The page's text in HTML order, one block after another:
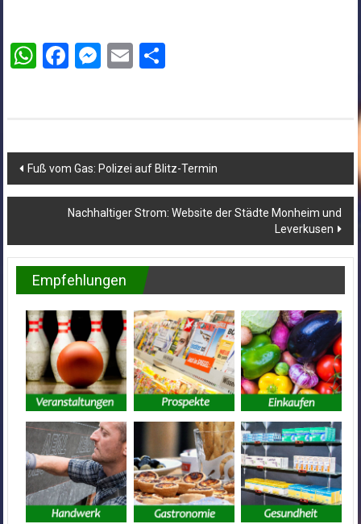
WhatsApp
Facebook
Messenger
Email
Beitragsnavigation
Fuß vom Gas: Polizei auf Blitz-Termin
Nachhaltiger Strom: Website der Städte Monheim und
Leverkusen
Empfehlungen